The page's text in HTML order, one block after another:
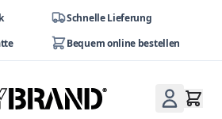
Schnelle Lieferung
Bequem online bestellen